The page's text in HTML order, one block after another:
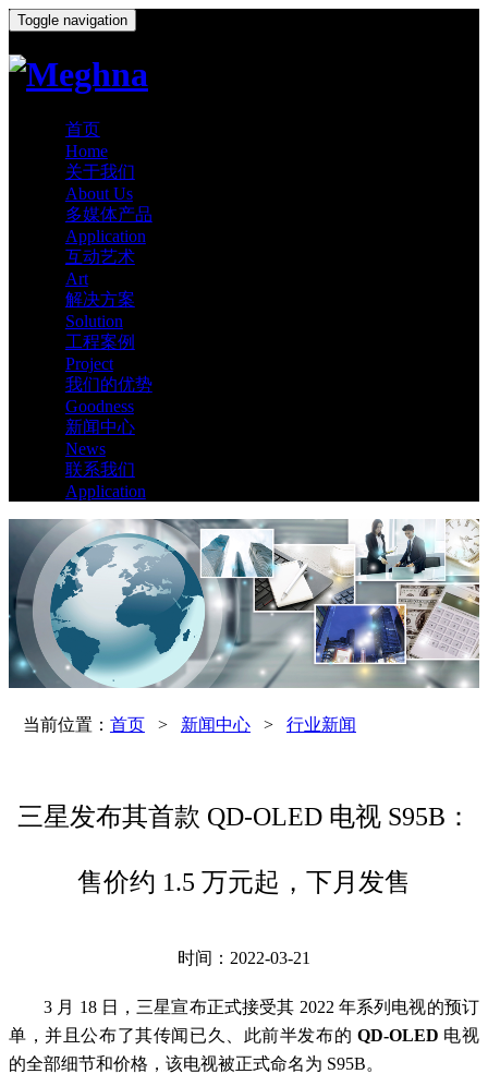
Toggle navigation
首页
Home
关于我们
About Us
多媒体产品
Application
互动艺术
Art
解决方案
Solution
工程案例
Project
我们的优势
Goodness
新闻中心
News
联系我们
Application
当前位置： 首页> 新闻中心> 行业新闻
三星发布其首款 QD-OLED 电视 S95B：
售价约 1.5 万元起，下月发售
时间：2022-03-21
3 月 18 日，三星宣布正式接受其 2022 年系列电视的预订
单，并且公布了其传闻已久、此前半发布的 QD-OLED 电视
的全部细节和价格，该电视被正式命名为 S95B。